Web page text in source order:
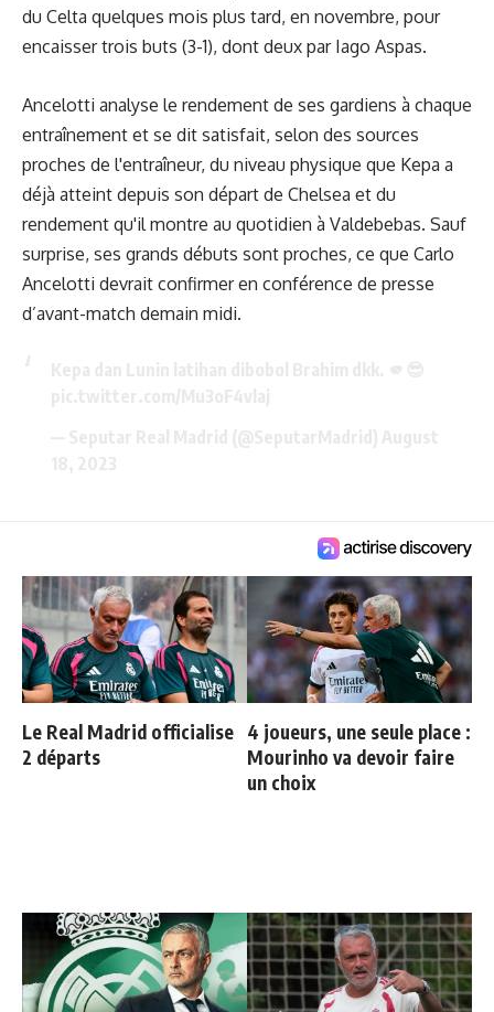
du Celta quelques mois plus tard, en novembre, pour
encaisser trois buts (3-1), dont deux par Iago Aspas.
Ancelotti analyse le rendement de ses gardiens à chaque
entraînement et se dit satisfait, selon des sources
proches de l'entraîneur, du niveau physique que Kepa a
déjà atteint depuis son départ de Chelsea et du
rendement qu'il montre au quotidien à Valdebebas. Sauf
surprise, ses grands débuts sont proches, ce que Carlo
Ancelotti devrait confirmer en conférence de presse
d’avant-match demain midi.
Le Real Madrid officialise
2 départs
4 joueurs, une seule place :
Mourinho va devoir faire
un choix